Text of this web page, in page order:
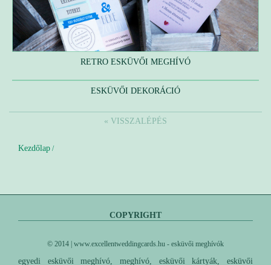
RETRO ESKÜVŐI MEGHÍVÓ
ESKÜVŐI DEKORÁCIÓ
« VISSZALÉPÉS
Kezdőlap /
COPYRIGHT
© 2014 | www.excellentweddingcards.hu - esküvői meghívók
egyedi esküvői meghívó, meghívó, esküvői kártyák, esküvői